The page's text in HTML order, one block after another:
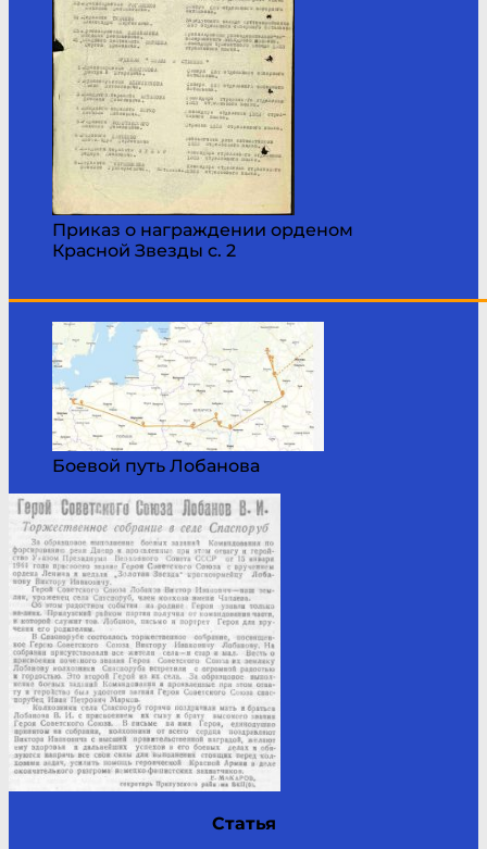
Приказ о награждении орденом
Красной Звезды с. 2
Боевой путь Лобанова
Статья